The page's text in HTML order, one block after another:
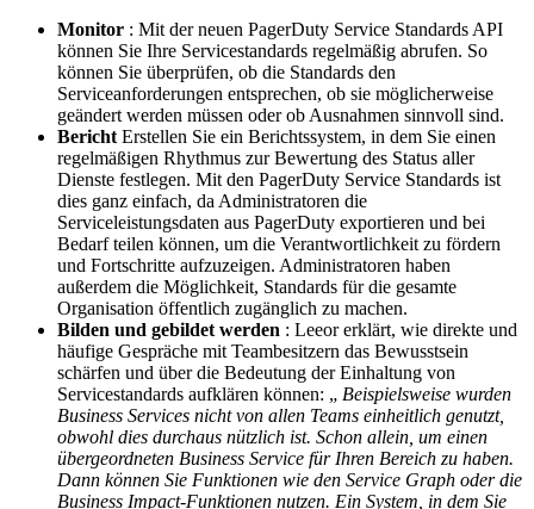
Monitor : Mit der neuen PagerDuty Service Standards API
können Sie Ihre Servicestandards regelmäßig abrufen. So
können Sie überprüfen, ob die Standards den
Serviceanforderungen entsprechen, ob sie möglicherweise
geändert werden müssen oder ob Ausnahmen sinnvoll sind.
Bericht Erstellen Sie ein Berichtssystem, in dem Sie einen
regelmäßigen Rhythmus zur Bewertung des Status aller
Dienste festlegen. Mit den PagerDuty Service Standards ist
dies ganz einfach, da Administratoren die
Serviceleistungsdaten aus PagerDuty exportieren und bei
Bedarf teilen können, um die Verantwortlichkeit zu fördern
und Fortschritte aufzuzeigen. Administratoren haben
außerdem die Möglichkeit, Standards für die gesamte
Organisation öffentlich zugänglich zu machen.
Bilden und gebildet werden : Leeor erklärt, wie direkte und
häufige Gespräche mit Teambesitzern das Bewusstsein
schärfen und über die Bedeutung der Einhaltung von
Servicestandards aufklären können: „ Beispielsweise wurden
Business Services nicht von allen Teams einheitlich genutzt,
obwohl dies durchaus nützlich ist. Schon allein, um einen
übergeordneten Business Service für Ihren Bereich zu haben.
Dann können Sie Funktionen wie den Service Graph oder die
Business Impact-Funktionen nutzen. Ein System, in dem Sie